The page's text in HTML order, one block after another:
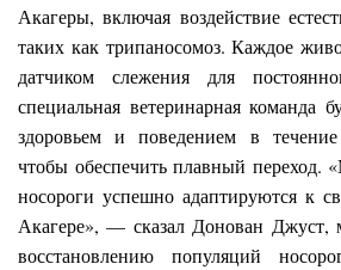
Акагеры, включая воздействие
таких как трипаносомоз. Каждое
датчиком слежения для
специальная ветеринарная команда
здоровьем и поведением в течение
чтобы обеспечить плавный переход.
носороги успешно адаптируются к
Акагере», — сказал Донован Джуст,
восстановлению популяций